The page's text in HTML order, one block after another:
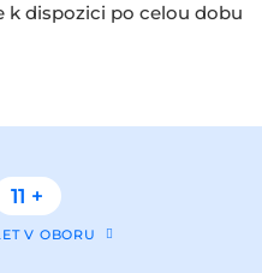
k dispozici po celou dobu
11 +
V OBORU